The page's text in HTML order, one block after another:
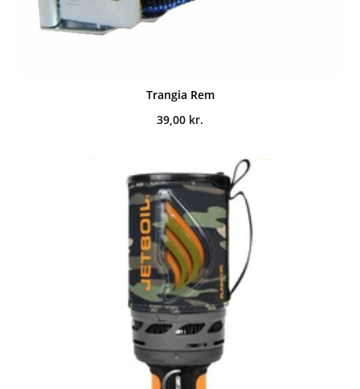
Trangia Rem
39,00 kr.